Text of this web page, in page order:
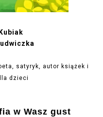
satyryk, autor książek i
dzieci
w Wasz gust